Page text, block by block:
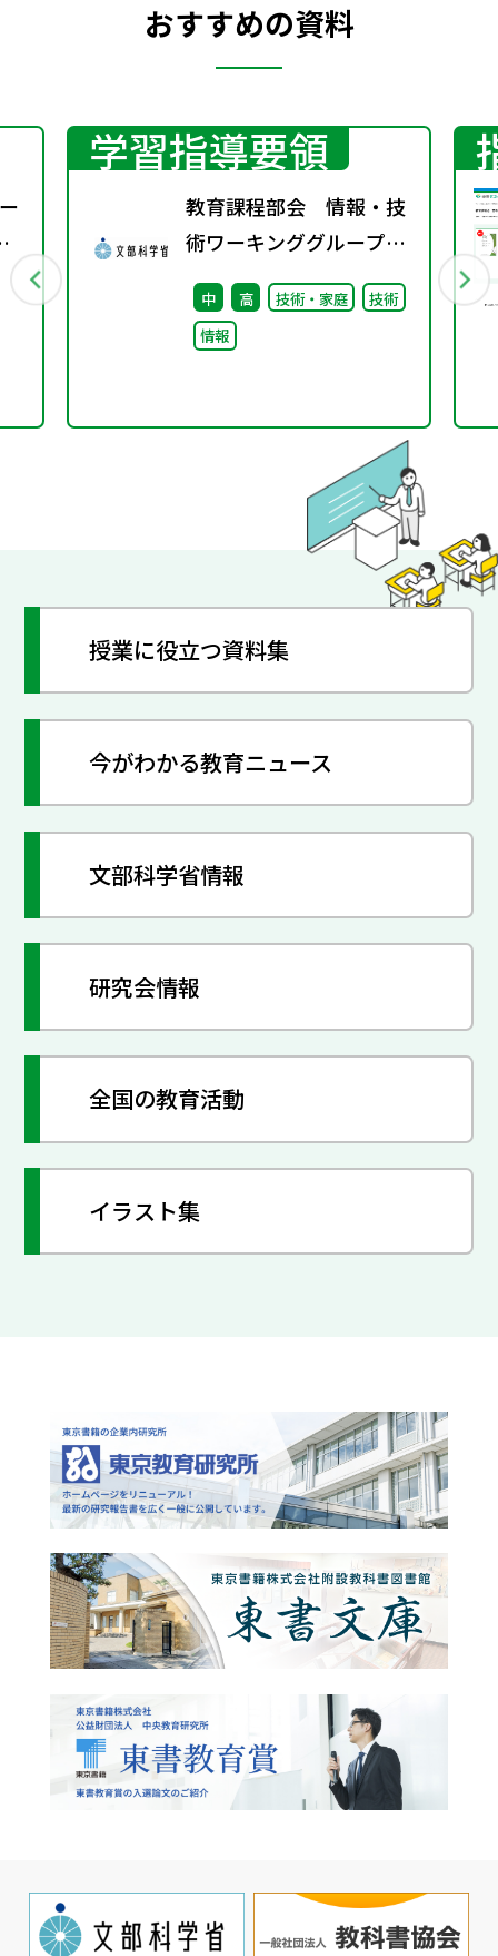
おすすめの資料
学習指導要領
教育課程部会 情報・技
術ワーキンググループ
（第4回）配付資料
中 高 技術・家庭
技術
情報
授業に役立つ資料集
今がわかる教育ニュース
文部科学省情報
研究会情報
全国の教育活動
イラスト集